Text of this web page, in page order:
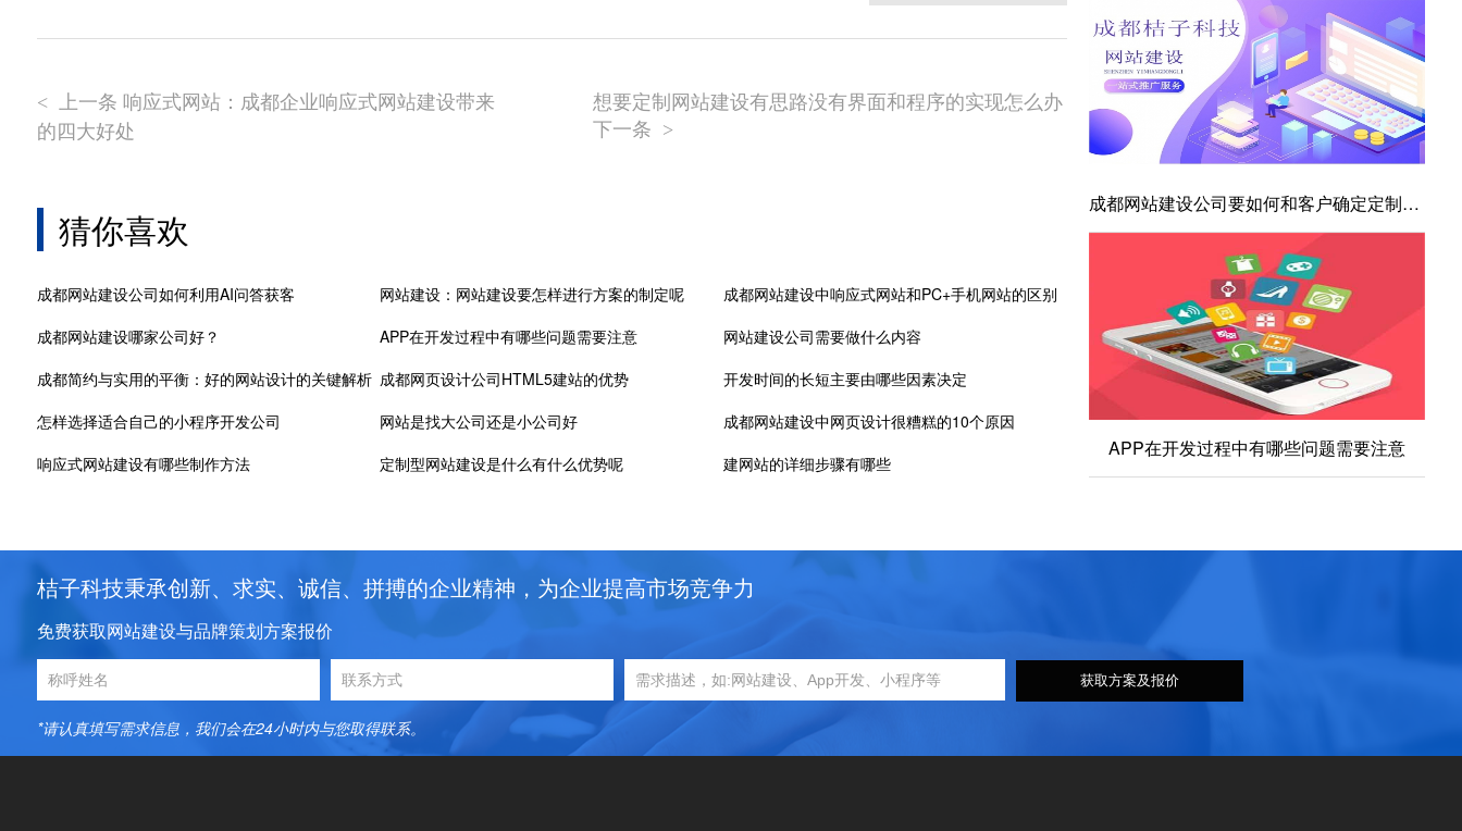
<
上一条 响应式网站：成都企业响应式网站建设带来
的四大好处
想要定制网站建设有思路没有界面和程序的实现怎么办
下一条 >
猜你喜欢
成都网站建设公司如何利用AI问答获客 网站建设：网站建设要怎样进行方案的制定呢
成都网站建设中响应式网站和PC+手机网站的区别
成都网站建设哪家公司好？
APP在开发过程中有哪些问题需要注意
网站建设公司需要做什么内容
成都简约与实用的平衡：好的网站设计的关键解析 成都网页设计公司HTML5建站的优势
开发时间的长短主要由哪些因素决定
怎样选择适合自己的小程序开发公司
网站是找大公司还是小公司好
成都网站建设中网页设计很糟糕的10个原因
响应式网站建设有哪些制作方法
定制型网站建设是什么有什么优势呢 建网站的详细步骤有哪些
成都网站建设公司要如何和客户确定定制网站的要求
APP在开发过程中有哪些问题需要注意
桔子科技秉承创新、求实、诚信、拼搏的企业精神，为企业提高市场竞争力
免费获取网站建设与品牌策划方案报价
获取方案及报价
*请认真填写需求信息，我们会在24小时内与您取得联系。